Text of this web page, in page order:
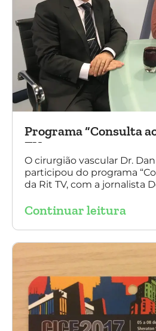
Programa “Consulta
TV
O cirurgião vascular Dr.
participou do programa
da Rit TV, com a jornalista
Continuar leitura